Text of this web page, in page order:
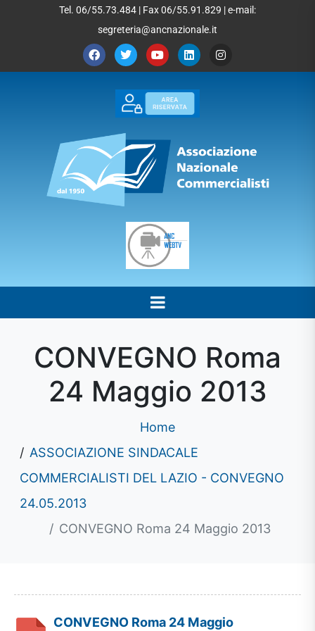
Tel. 06/55.73.484 | Fax 06/55.91.829 | e-mail:
segreteria@ancnazionale.it
CONVEGNO Roma
24 Maggio 2013
Home
ASSOCIAZIONE SINDACALE
COMMERCIALISTI DEL LAZIO - CONVEGNO
24.05.2013
CONVEGNO Roma 24 Maggio 2013
CONVEGNO Roma 24 Maggio